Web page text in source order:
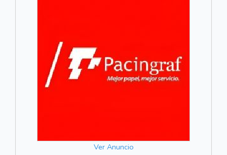
Ver Anuncio